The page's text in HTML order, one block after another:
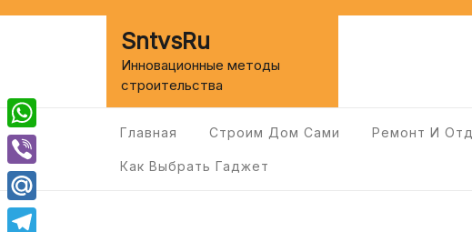
SntvsRu
Инновационные методы
строительства
Главная Строим Дом Сами Ремонт И
Как Выбрать Гаджет
WhatsApp
Viber
Mail.Ru